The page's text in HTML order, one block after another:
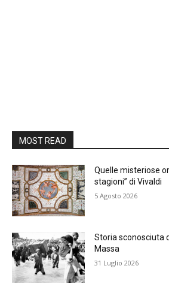
MOST READ
Quelle misteriose
stagioni” di Vivaldi
5 Agosto 2026
Storia sconosciuta
Massa
31 Luglio 2026